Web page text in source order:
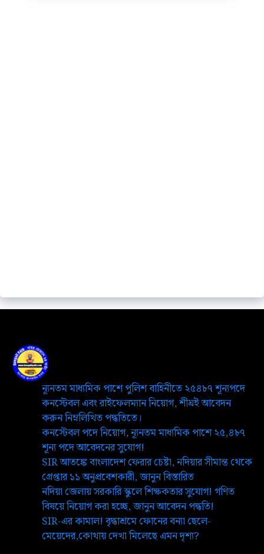
ন্যূনতম মাধ্যমিক পাশে পুলিশ বাহিনীতে ২৫৪৮৭ শূন্যপদে
কনস্টেবল এবং রাইফেলম্যান নিয়োগ, শীঘ্রই আবেদন
করুন নিম্নলিখিত পদ্ধতিতে।
কনস্টেবল পদে নিয়োগ, ন্যূনতম মাধ্যমিক পাশে ২৫,৪৮৭
শূন্য পদে আবেদনের সুযোগ!
SIR আতঙ্কে বাংলাদেশ ফেরার চেষ্টা, নদিয়ার সীমান্ত থেকে
গ্রেপ্তার ১১ অনুপ্রবেশকারী, জানুন বিস্তারিত
নদিয়া জেলায় সরকারি স্কুলে শিক্ষকতার সুযোগ! গণিত
বিষয়ে নিয়োগ করা হচ্ছে, জানুন আবেদন পদ্ধতি!
SIR-এর কামাল! বৃদ্ধাশ্রমে ফোনের বন্যা ছেলে-
মেয়েদের,কোথায় দেখা মিলেছে এমন দৃশ্য?